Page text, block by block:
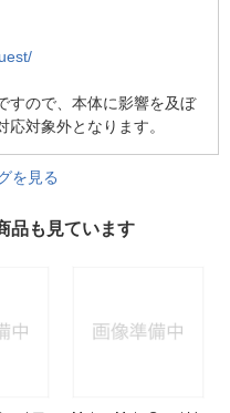
すので、本体に影響を及ぼ
対象外となります。
を見る
品も見ています